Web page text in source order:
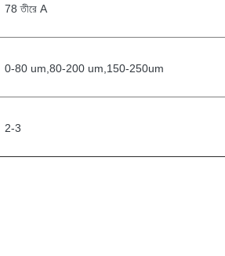
78 তীরে A
0-80 um,80-200 um,150-250um
2-3